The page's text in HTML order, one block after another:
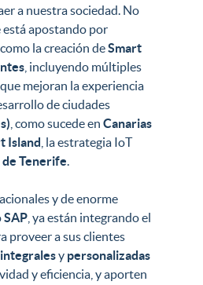
a nuestra sociedad. No
está apostando por
como la creación deSmart
, incluyendo múltiples
mejoran la experiencia
de ciudades
, como sucede enCanarias
Island , la estrategia IoT
de Tenerife.
y de enorme
SAP , ya están integrando el
proveer a sus clientes
integralesy personalizadas
y eficiencia, y aporten